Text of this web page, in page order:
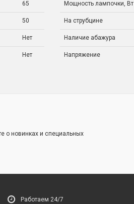
65
50
Нет
Нет
Мощность лампочки, Вт
На струбцине
Наличие абажура
Напряжение
о новинках и специальных
Работаем 24/7